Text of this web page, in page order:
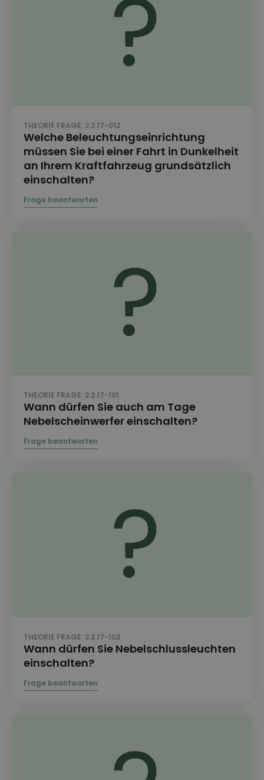
THEORIE FRAGE: 2.2.17-012
Welche Beleuchtungseinrichtung
müssen Sie bei einer Fahrt in Dunkelheit
an Ihrem Kraftfahrzeug grundsätzlich
einschalten?
THEORIE FRAGE: 2.2.17-101
Wann dürfen Sie auch am Tage
Nebelscheinwerfer einschalten?
THEORIE FRAGE: 2.2.17-102
Wann dürfen Sie Nebelschlussleuchten
einschalten?